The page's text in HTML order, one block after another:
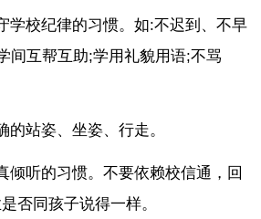
学校纪律的习惯。如:不迟到、不早
间互帮互助;学用礼貌用语;不骂
的站姿、坐姿、行走。
倾听的习惯。不要依赖校信通，回
否同孩子说得一样。